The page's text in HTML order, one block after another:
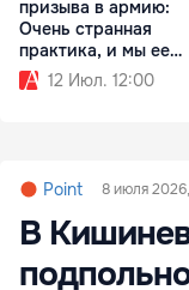
призыва в армию:
Очень странная
практика, и мы ее
проверяем
12 Июл. 12:00
Point 8 июля 2026,
В